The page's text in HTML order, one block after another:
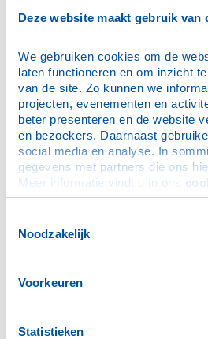
Deze website maakt gebruik van
We gebruiken cookies om de
laten functioneren en om inzicht
van de site. Zo kunnen we
projecten, evenementen en
beter presenteren en de website
en bezoekers. Daarnaast
social media en analyse. In
gegevens met partners die ons
Meer informatie vindt u in ons
Noodzakelijk
Voorkeuren
Statistieken
Foto: Berend Groeneveld
Rotary Ridderkerk overhandigt €
Donck
Metronoom in Slikkerveer